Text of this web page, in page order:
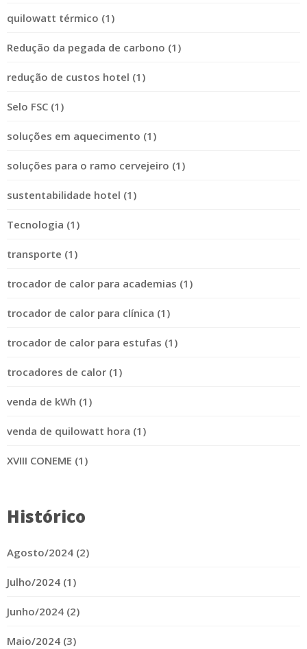
quilowatt térmico (1)
Redução da pegada de carbono (1)
redução de custos hotel (1)
Selo FSC (1)
soluções em aquecimento (1)
soluções para o ramo cervejeiro (1)
sustentabilidade hotel (1)
Tecnologia (1)
transporte (1)
trocador de calor para academias (1)
trocador de calor para clínica (1)
trocador de calor para estufas (1)
trocadores de calor (1)
venda de kWh (1)
venda de quilowatt hora (1)
XVIII CONEME (1)
Histórico
Agosto/2024 (2)
Julho/2024 (1)
Junho/2024 (2)
Maio/2024 (3)